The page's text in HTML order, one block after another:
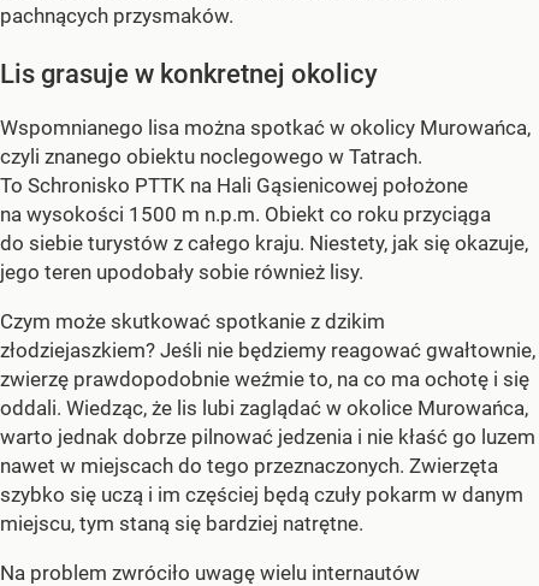
pachnących przysmaków.
Lis grasuje w konkretnej okolicy
Wspomnianego lisa można spotkać w okolicy Murowańca,
czyli znanego obiektu noclegowego w Tatrach.
To Schronisko PTTK na Hali Gąsienicowej położone
na wysokości 1500 m n.p.m. Obiekt co roku przyciąga
do siebie turystów z całego kraju. Niestety, jak się okazuje,
jego teren upodobały sobie również lisy.
Czym może skutkować spotkanie z dzikim
złodziejaszkiem? Jeśli nie będziemy reagować gwałtownie,
zwierzę prawdopodobnie weźmie to, na co ma ochotę i się
oddali. Wiedząc, że lis lubi zaglądać w okolice Murowańca,
warto jednak dobrze pilnować jedzenia i nie kłaść go luzem
nawet w miejscach do tego przeznaczonych. Zwierzęta
szybko się uczą i im częściej będą czuły pokarm w danym
miejscu, tym staną się bardziej natrętne.
Na problem zwróciło uwagę wielu internautów